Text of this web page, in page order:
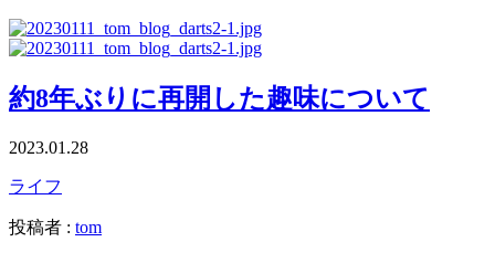
約8年ぶりに再開した趣味について
2023.01.28
ライフ
投稿者 : tom